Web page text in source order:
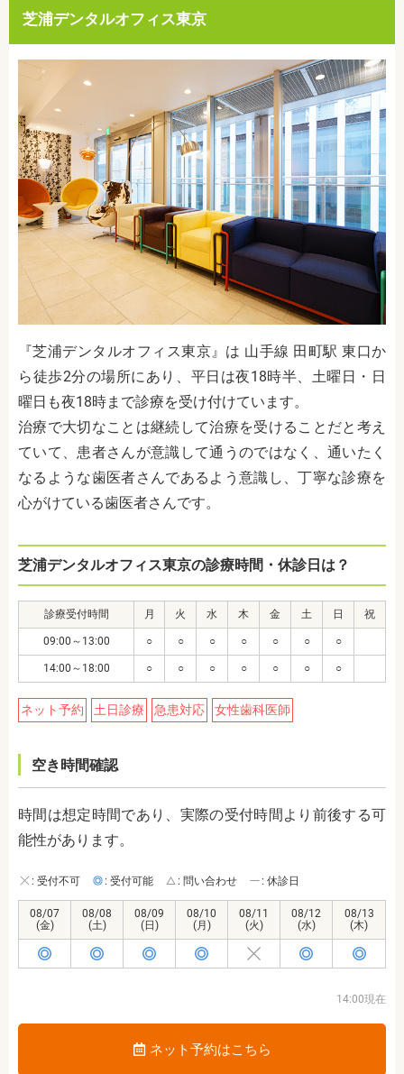
芝浦デンタルオフィス東京
『芝浦デンタルオフィス東京』は 山手線 田町駅 東口か
ら徒歩2分の場所にあり、 平日は夜18時半、土曜日・日
曜日も夜18時まで診療を受け付けています。
治療で大切なことは継続して治療を受けることだと考え
ていて、患者さんが意識して通うのではなく、通いたく
なるような歯医者さんであるよう意識し、丁寧な診療を
心がけている歯医者さんです。
芝浦デンタルオフィス東京の診療時間・休診日は？
診療受付時間 月 火 水 木 金 土 日 祝
09:00～13:00 ○ ○ ○ ○ ○ ○ ○
14:00～18:00 ○ ○ ○ ○ ○ ○ ○
ネット予約 土日診療 急患対応 女性歯科医師
空き時間確認
時間は想定時間であり、実際の受付時間より前後する可
能性があります。
: 受付不可 : 受付可能 : 問い合わせ : 休診日
08/07
(金)
08/08
(土)
08/09
(日)
08/10
(月)
08/11
(火)
08/12
(水)
08/13
(木)
14:00現在
ネット予約はこちら